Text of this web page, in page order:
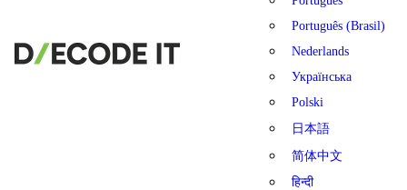
Português (Brasil)
Nederlands
Українська
Polski
日本語
简体中文
हिन्दी